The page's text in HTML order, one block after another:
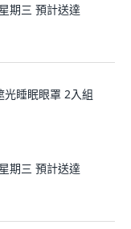
期三 預計送達
睡眠眼罩 2入組
期三 預計送達